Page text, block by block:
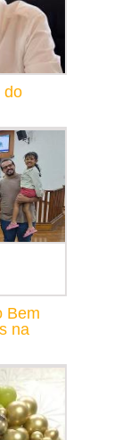
do
Bem
na